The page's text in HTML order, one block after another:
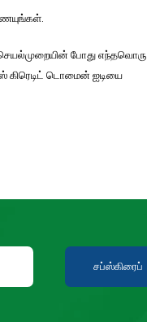
செயல்முறையின் போது எந்தவொரு
கிரெடிட் டொமைன் ஐடியை
சப்ஸ்கிரைப்